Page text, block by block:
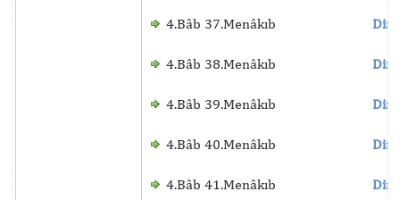
4.Bâb 37.Menâkıb
4.Bâb 38.Menâkıb
4.Bâb 39.Menâkıb
4.Bâb 40.Menâkıb
4.Bâb 41.Menâkıb